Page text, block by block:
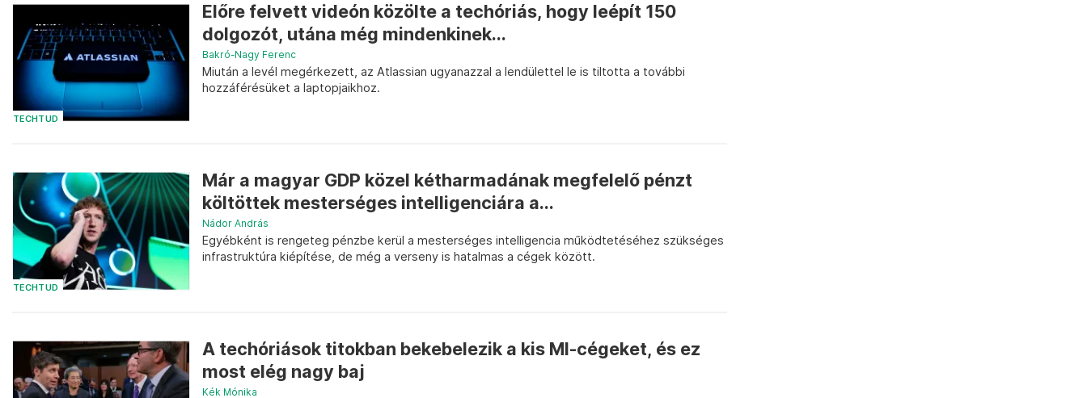
TECHTUD
Előre felvett videón közölte a techóriás, hogy leépít 150
dolgozót, utána még mindenkinek...
Bakró-Nagy Ferenc
Miután a levél megérkezett, az Atlassian ugyanazzal a lendülettel le is tiltotta a további
hozzáférésüket a laptopjaikhoz.
TECHTUD
Már a magyar GDP közel kétharmadának megfelelő pénzt
költöttek mesterséges intelligenciára a...
Nádor András
Egyébként is rengeteg pénzbe kerül a mesterséges intelligencia működtetéséhez szükséges
infrastruktúra kiépítése, de még a verseny is hatalmas a cégek között.
A techóriások titokban bekebelezik a kis MI-cégeket, és ez
most elég nagy baj
Kék Mónika